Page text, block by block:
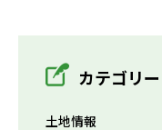
カテゴリー
土地情報